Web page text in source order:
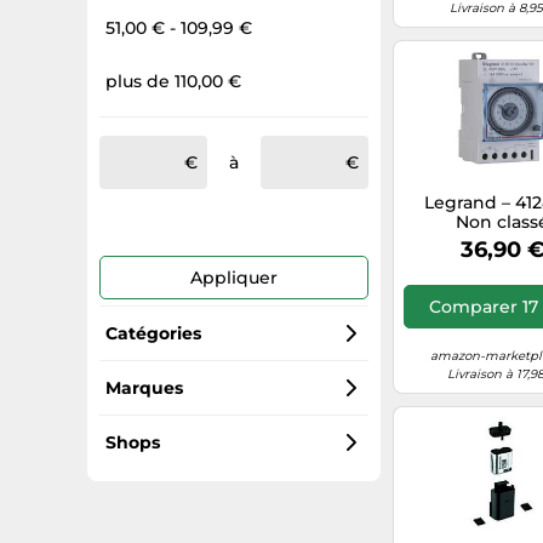
51,00 € - 109,99 €
plus de 110,00 €
à
Appliquer
Catégories
Installation électrique
Relais électriques
Marques
Schneider Electric
Shops
Livraison à
Legrand –
Non
36,90 €
Comparer
amazon-
Livraison à